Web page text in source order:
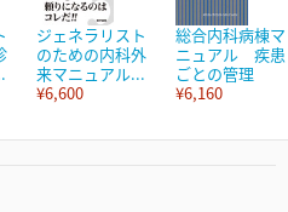
ジェネラリスト
のための内科外
来マニュアル...
¥6,600
総合内科病棟マ
ニュアル 疾患
ごとの管理
¥6,160